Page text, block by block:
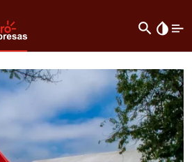
search invert_colors